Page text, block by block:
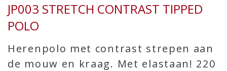
JP003 STRETCH CONTRAST TIPPED
POLO
Herenpolo met contrast strepen aan
de mouw en kraag. Met elastaan! 220